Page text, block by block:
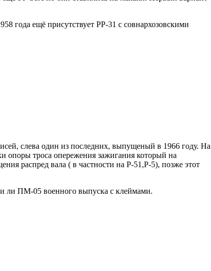
года ещё присутствует РР-31 с совнархозовскими
слева один из последних, выпущеный в 1966 году. На
опоры троса опережения зажигания который на
распред вала ( в частности на Р-51,Р-5), позже этот
ли ПМ-05 военного выпуска с клеймами.